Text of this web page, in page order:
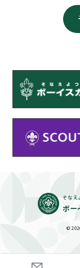
そなえ
ボー
©